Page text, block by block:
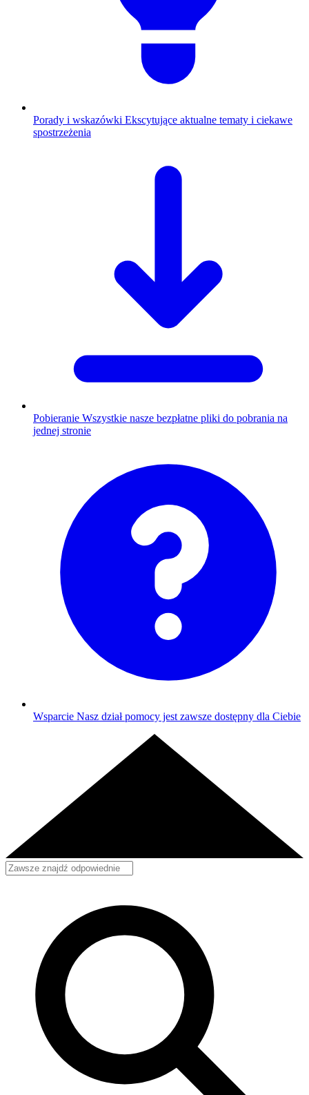
Porady i wskazówki Ekscytujące aktualne tematy i ciekawe
spostrzeżenia
Pobieranie Wszystkie nasze bezpłatne pliki do pobrania na
jednej stronie
Wsparcie Nasz dział pomocy jest zawsze dostępny dla Ciebie